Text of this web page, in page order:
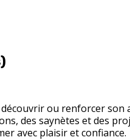
ou renforcer son
des saynètes et des
avec plaisir et confiance.